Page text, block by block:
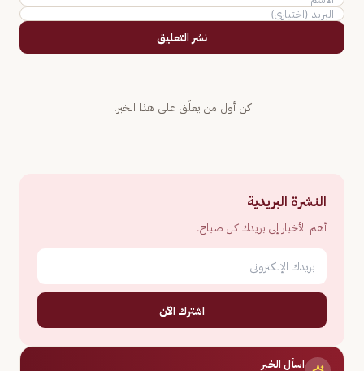
نشر التعليق
كن أول من يعلّق على هذا الخبر.
النشرة البريدية
أهم الأخبار إلى بريدك كل صباح.
اشترك الآن
اسأل الخبر